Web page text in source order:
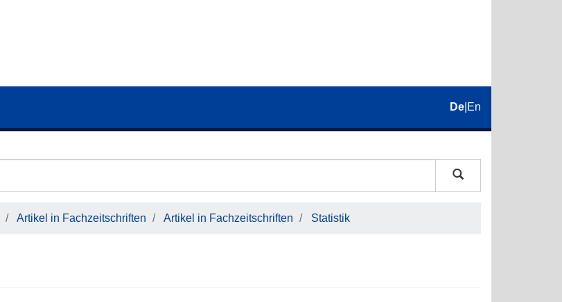
De En
Artikel in Fachzeitschriften Artikel in Fachzeitschriften Statistik